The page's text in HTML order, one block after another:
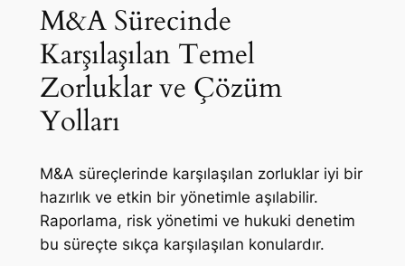
M&A Sürecinde
Karşılaşılan Temel
Zorluklar ve Çözüm
Yolları
M&A süreçlerinde karşılaşılan zorluklar iyi bir
hazırlık ve etkin bir yönetimle aşılabilir.
Raporlama, risk yönetimi ve hukuki denetim
bu süreçte sıkça karşılaşılan konulardır.